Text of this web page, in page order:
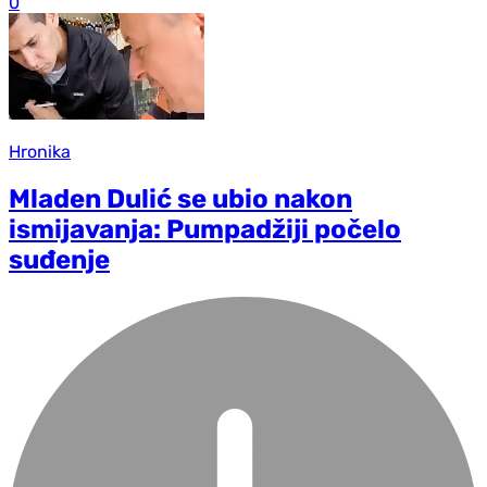
Hronika
Mladen Dulić se ubio nakon
ismijavanja: Pumpadžiji počelo
suđenje